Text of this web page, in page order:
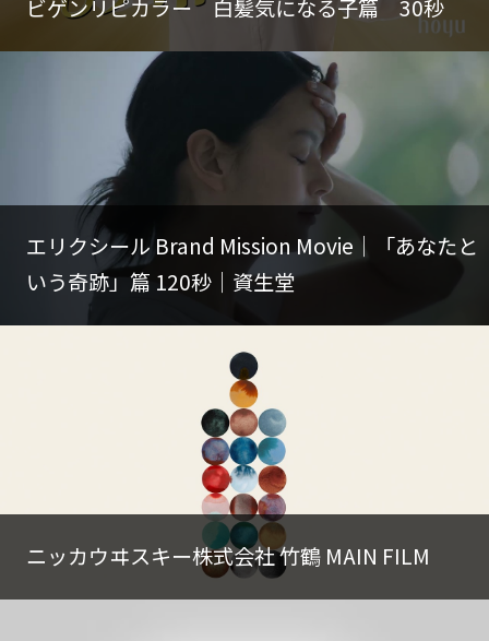
ビゲンリピカラー 白髪気になる子篇 30秒
エリクシール Brand Mission Movie｜「あなたと
いう奇跡」篇 120秒｜資生堂
ニッカウヰスキー株式会社 竹鶴 MAIN FILM